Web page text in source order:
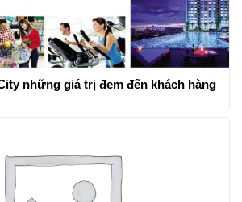
những giá trị đem đến khách hàng